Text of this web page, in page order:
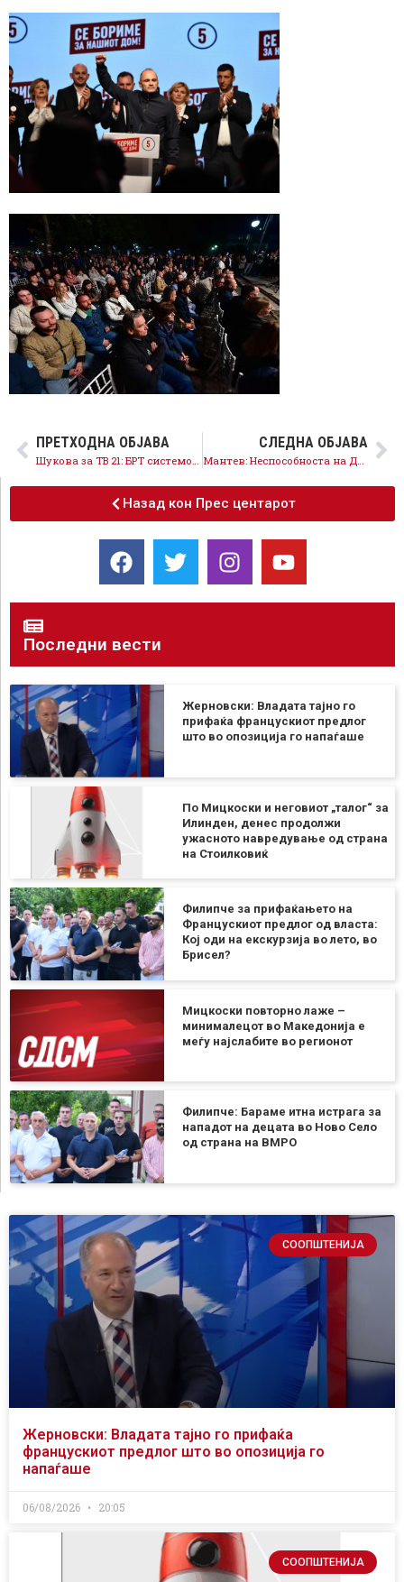
ПРЕТХОДНА ОБЈАВА
Шукова за ТВ 21: БРТ системот е брзо, ефикасно и реално решение за Скопје
СЛЕДНА ОБЈАВА
Мантев: Неспособноста на ДПМНЕ го доведе Неготино во очај, ние имаме решенија, ќе го вратиме сјајот на градот
Назад кон Прес центарот
Последни вести
Жерновски: Владата тајно го
прифаќа францускиот предлог
што во опозиција го напаѓаше
По Мицкоски и неговиот „талог“ за
Илинден, денес продолжи
ужасното навредување од страна
на Стоилковиќ
Филипче за прифаќањето на
Францускиот предлог од власта:
Кој оди на екскурзија во лето, во
Брисел?
Мицкоски повторно лаже –
минималецот во Македонија е
меѓу најслабите во регионот
Филипче: Бараме итна истрага за
нападот на децата во Ново Село
од страна на ВМРО
СООПШТЕНИЈА
Жерновски: Владата тајно го прифаќа
францускиот предлог што во опозиција го
напаѓаше
06/08/2026 20:05
СООПШТЕНИЈА